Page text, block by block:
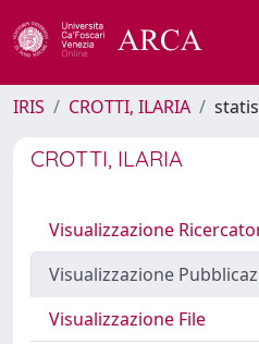
IRIS CROTTI, ILARIA
CROTTI, ILARIA
Visualizzazione
Visualizzazione
Visualizzazione File